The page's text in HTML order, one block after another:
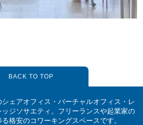
BACK TO TOP
ェアオフィス・バーチャルオフィス・レ
ジソサエティ。フリーランスや起業家の
格安のコワーキングスペースです。